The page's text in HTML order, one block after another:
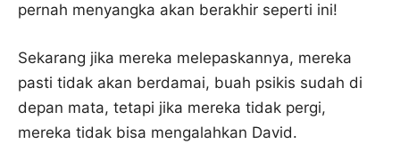
pernah menyangka akan berakhir seperti ini!
Sekarang jika mereka melepaskannya, mereka
pasti tidak akan berdamai, buah psikis sudah di
depan mata, tetapi jika mereka tidak pergi,
mereka tidak bisa mengalahkan David.